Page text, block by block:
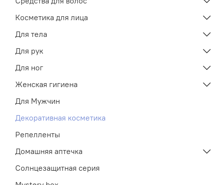
Косметика для лица
Для тела
Для рук
Для ног
Женская гигиена
Для Мужчин
Декоративная косметика
Репелленты
Домашняя аптечка
Солнцезащитная серия